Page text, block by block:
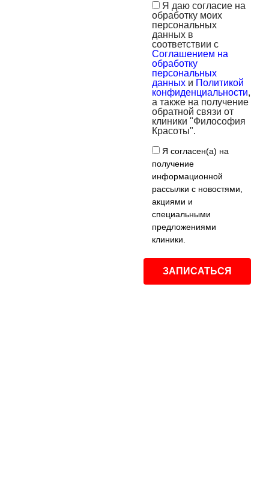
Я даю согласие на
обработку моих
персональных
данных в
соответствии с
Соглашением на
обработку
персональных
данных и Политикой
конфиденциальности,
а также на получение
обратной связи от
клиники "Философия
Красоты".
Я согласен(а) на
получение
информационной
рассылки с новостями,
акциями и
специальными
предложениями
клиники.